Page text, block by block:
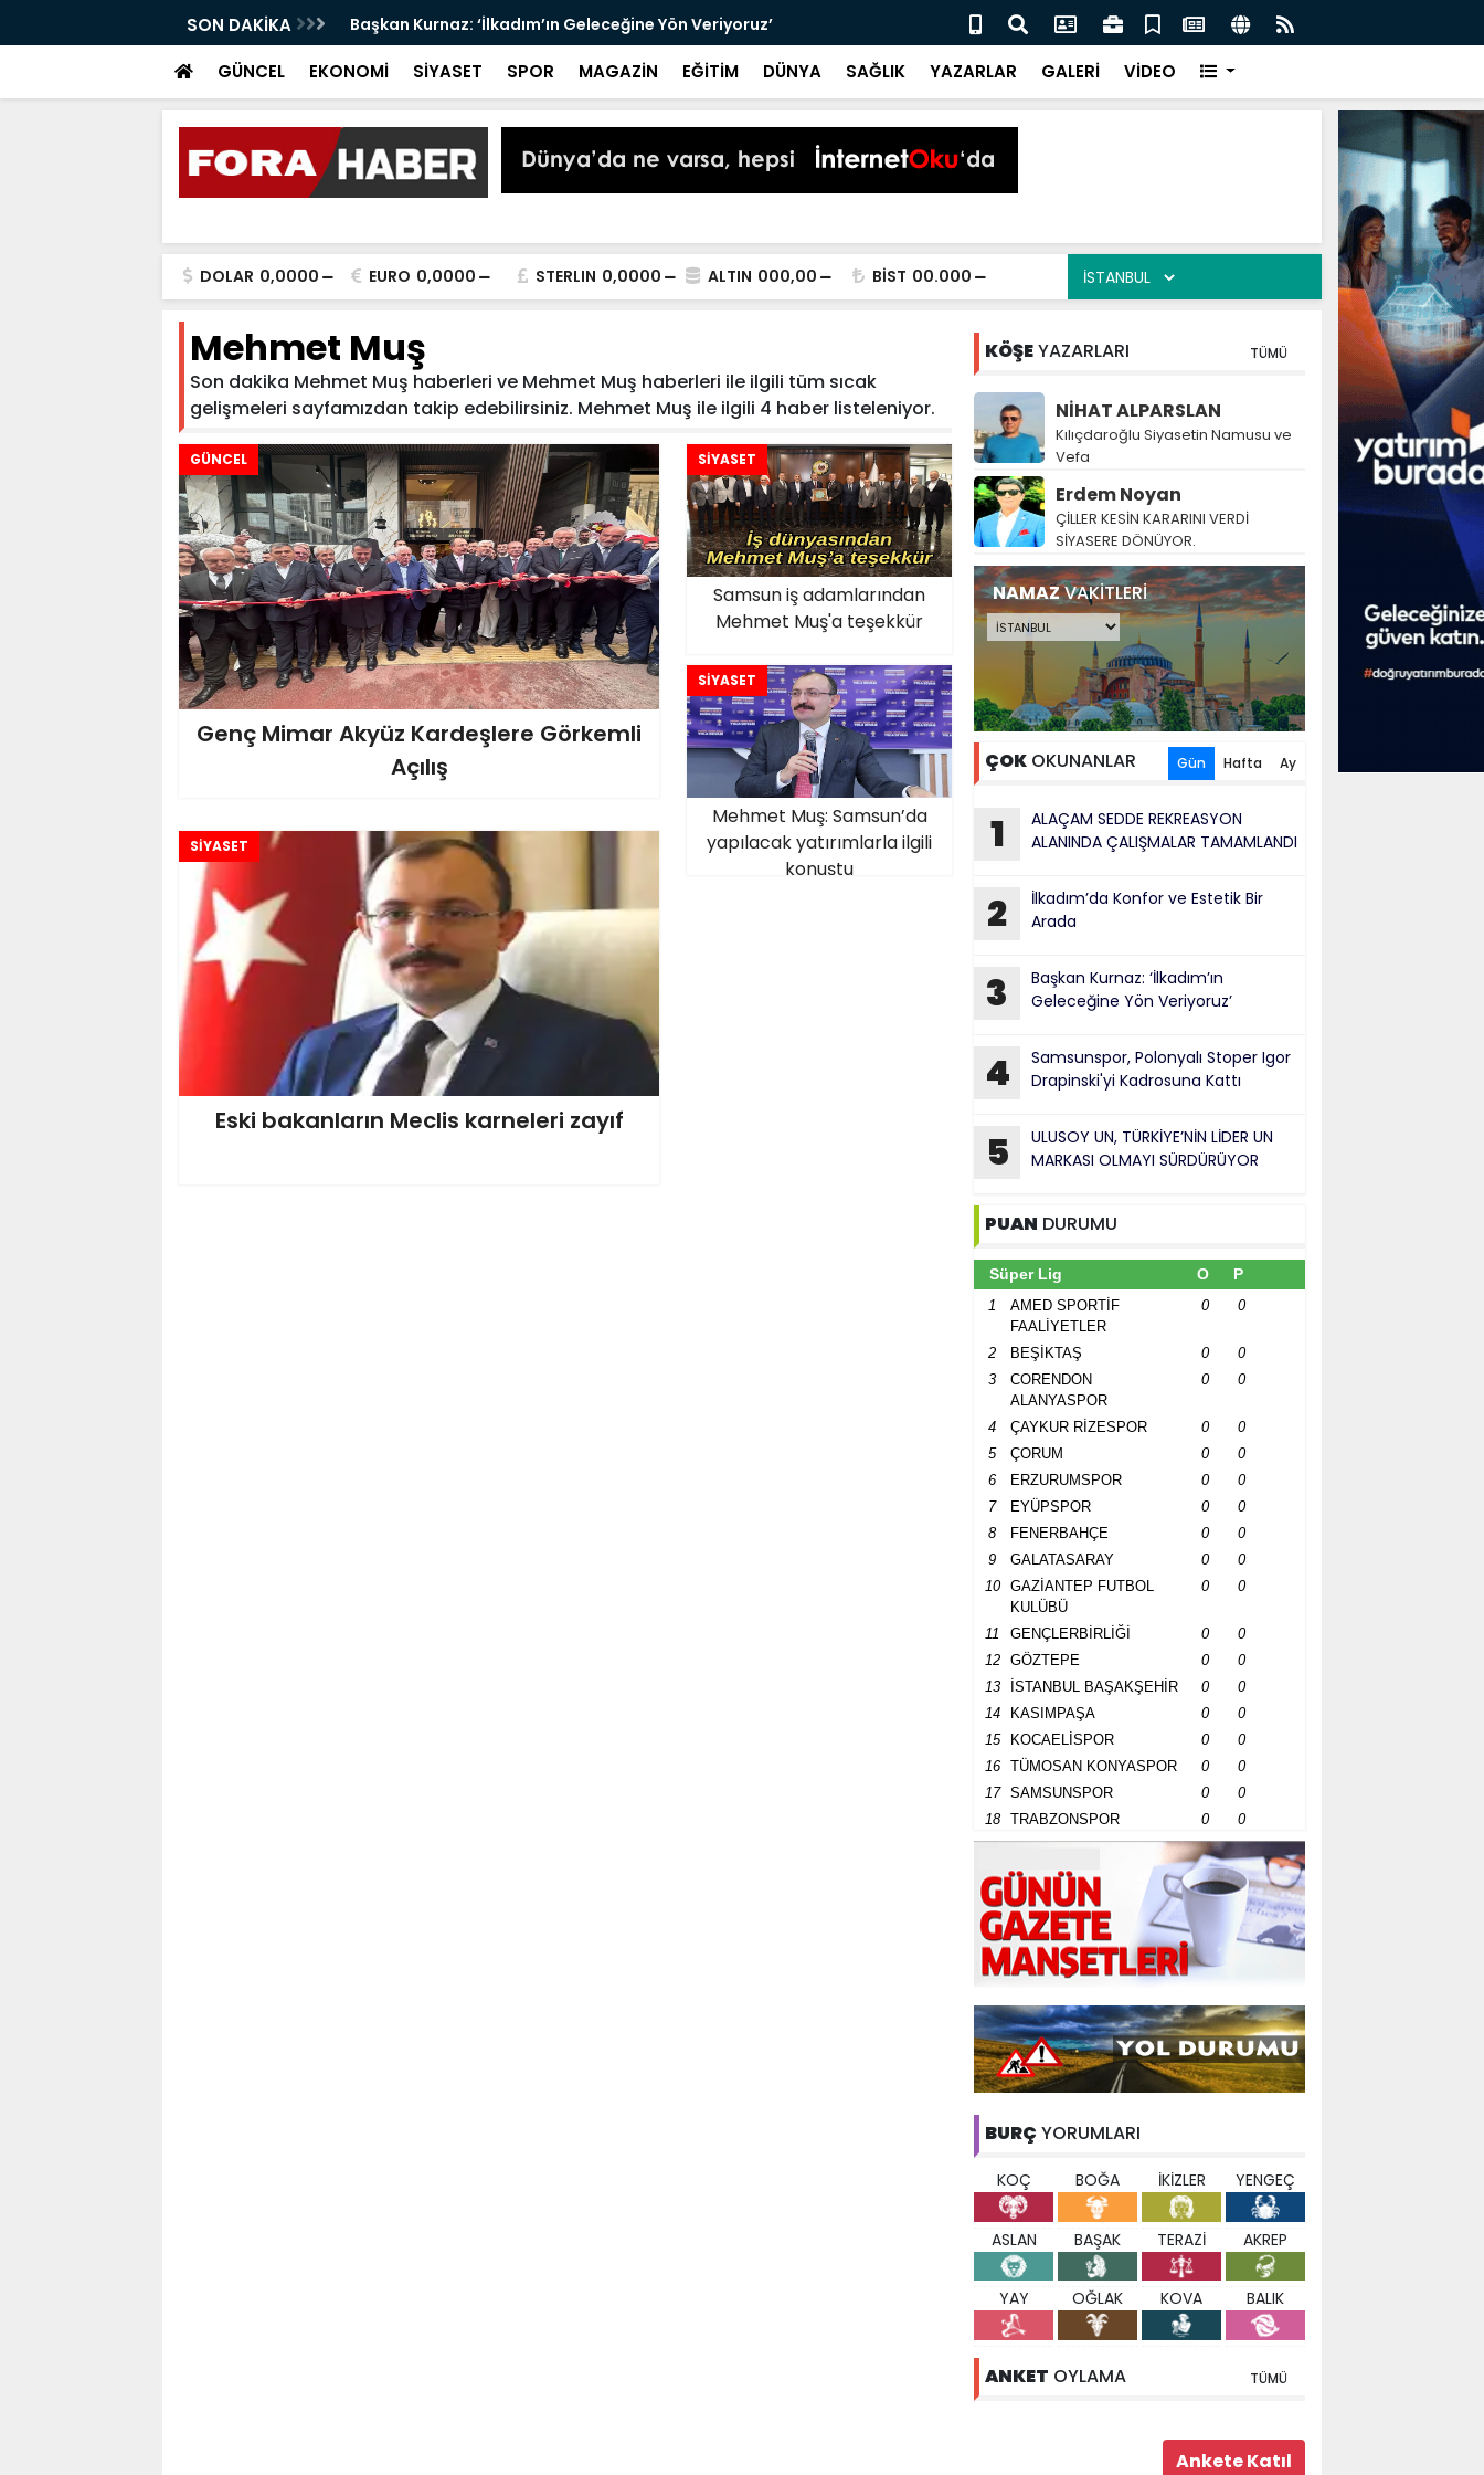
SON DAKİKA
UN MARKASI OLMAYI SÜRDÜRÜYOR Başkan Kurnaz: ‘İlkadım’ın Geleceğine Yön Veriyoruz’ Samsunspor, Polonyalı Stoper Igor Drapinski'yi Kadrosuna Kattı
GÜNCEL EKONOMİ SİYASET SPOR MAGAZİN EĞİTİM DÜNYA SAĞLIK YAZARLAR GALERİ VİDEO
DOLAR 0,0000 EURO 0,0000 STERLIN 0,0000 ALTIN 000,00 BİST 00.000
Mehmet Muş
Son dakika Mehmet Muş haberleri ve Mehmet Muş haberleri ile ilgili tüm sıcak
gelişmeleri sayfamızdan takip edebilirsiniz. Mehmet Muş ile ilgili 4 haber listeleniyor.
GÜNCEL
Genç Mimar Akyüz Kardeşlere Görkemli
Açılış
SİYASET
Samsun iş adamlarından
Mehmet Muş'a teşekkür
SİYASET
Mehmet Muş: Samsun’da
yapılacak yatırımlarla ilgili
konuştu
SİYASET
Eski bakanların Meclis karneleri zayıf
KÖŞEYAZARLARI TÜMÜ
NİHAT ALPARSLAN
Kılıçdaroğlu Siyasetin Namusu ve
Vefa
Erdem Noyan
ÇİLLER KESİN KARARINI VERDİ
SİYASERE DÖNÜYOR.
NAMAZVAKİTLERİ
ÇOK OKUNANLAR Gün Hafta Ay
1
ALAÇAM SEDDE REKREASYON
ALANINDA ÇALIŞMALAR TAMAMLANDI
2
İlkadım’da Konfor ve Estetik Bir
Arada
3
Başkan Kurnaz: ‘İlkadım’ın
Geleceğine Yön Veriyoruz’
4
Samsunspor, Polonyalı Stoper Igor
Drapinski'yi Kadrosuna Kattı
5
ULUSOY UN, TÜRKİYE’NİN LİDER UN
MARKASI OLMAYI SÜRDÜRÜYOR
PUAN DURUMU
Süper Lig O P
1
AMED SPORTİF
FAALİYETLER
0 0
2 BEŞİKTAŞ 0
0
3
CORENDON
ALANYASPOR
0 0
4 ÇAYKUR RİZESPOR 0
0
5
ÇORUM 0
0
6
ERZURUMSPOR 0
0
7
EYÜPSPOR 0
0
8
FENERBAHÇE 0
0
9
GALATASARAY 0
0
10
GAZİANTEP FUTBOL
KULÜBÜ
0 0
11 GENÇLERBİRLİĞİ 0
0
12
GÖZTEPE 0
0
13
İSTANBUL BAŞAKŞEHİR 0
0
14
KASIMPAŞA 0
0
15
KOCAELİSPOR 0
0
16
TÜMOSAN KONYASPOR 0
0
17
SAMSUNSPOR 0
0
18
TRABZONSPOR 0 0
BURÇ YORUMLARI
KOÇ BOĞA İKİZLER YENGEÇ
ASLAN BAŞAK TERAZİ AKREP
YAY OĞLAK KOVA BALIK
ANKET OYLAMA TÜMÜ